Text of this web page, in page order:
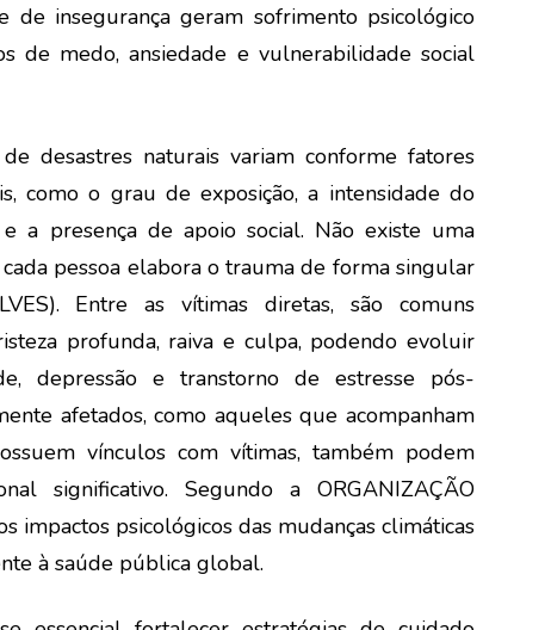
de insegurança geram sofrimento psicológico
de medo, ansiedade e vulnerabilidade social
desastres naturais variam conforme fatores
como o grau de exposição, a intensidade do
a presença de apoio social. Não existe uma
pessoa elabora o trauma de forma singular
Entre as vítimas diretas, são comuns
profunda, raiva e culpa, podendo evoluir
depressão e transtorno de estresse pós-
afetados, como aqueles que acompanham
vínculos com vítimas, também podem
significativo. Segundo a ORGANIZAÇÃO
impactos psicológicos das mudanças climáticas
à saúde pública global.